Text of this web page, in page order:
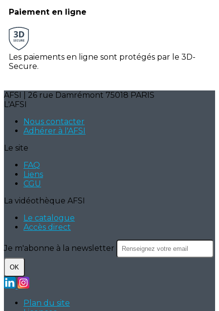
Paiement en ligne
Les paiements en ligne sont protégés par le 3D-
Secure.
AFSI | 26 rue Damrémont 75018 PARIS
L'AFSI
Nous contacter
Adhérer à l'AFSI
Le site
FAQ
Liens
CGU
La vidéothèque AFSI
Le catalogue
Accès direct
Je m'abonne à la newsletter
OK
Plan du site